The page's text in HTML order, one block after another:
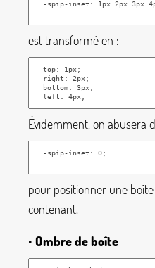
est transformé en :
Évidemment, on abusera
pour positionner une
contenant.
• Ombre de boîte